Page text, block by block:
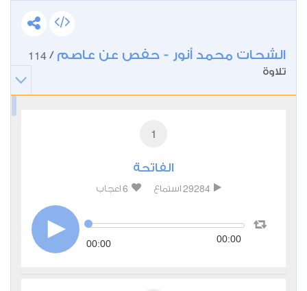
الشحات محمد أنور - حفص عن عاصم /
114
تلاوة
1
الفاتحة
29284 استماع 6 اعجاب
00:00 00:00